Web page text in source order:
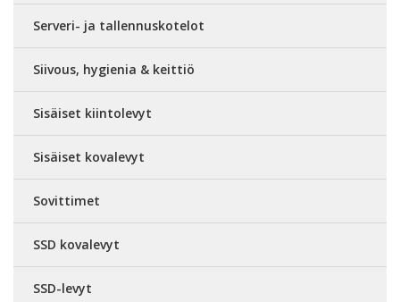
Serveri- ja tallennuskotelot
Siivous, hygienia & keittiö
Sisäiset kiintolevyt
Sisäiset kovalevyt
Sovittimet
SSD kovalevyt
SSD-levyt